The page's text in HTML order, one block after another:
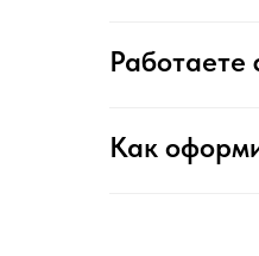
Работаете
Как